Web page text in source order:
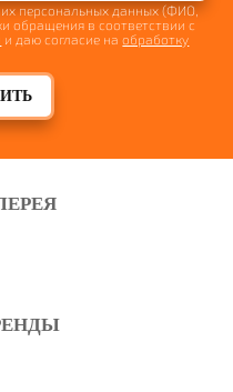
персональных данных (ФИО,
обращения в соответствии с
и даю согласие наобработку